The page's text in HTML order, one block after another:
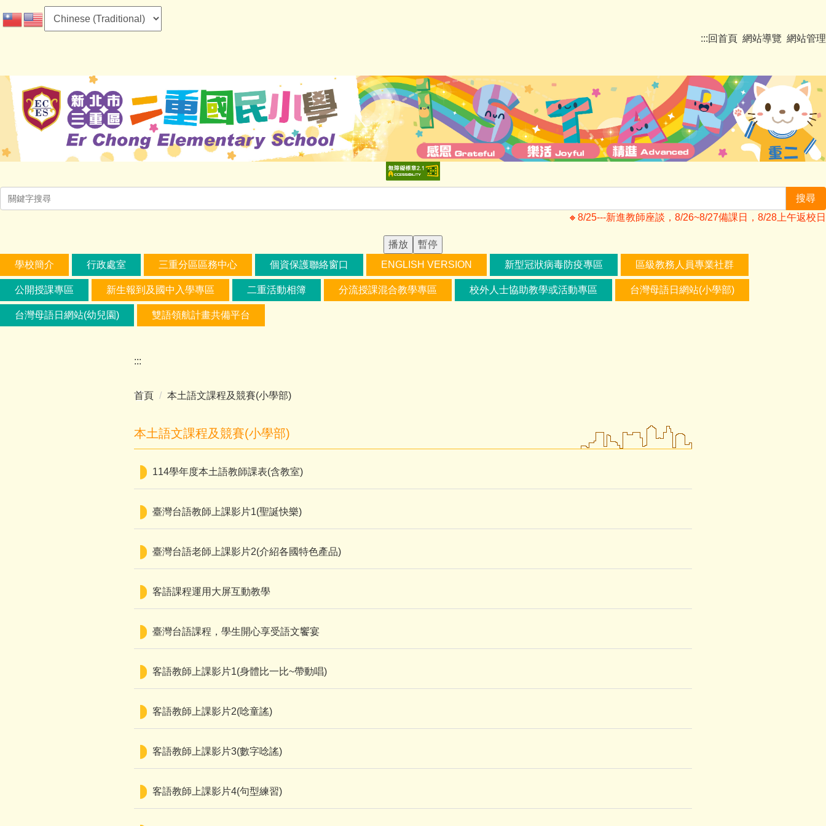
到
容
區
:::回首頁 網站導覽 網站管理
搜尋
🔸️8/25---新進教師座談，8/26~8/27備課日，8/28上午返校日
播放
暫停
學校簡介
行政處室 三重分區區務中心 個資保護聯絡窗口 ENGLISH VERSION 新型冠狀病毒防疫專區 區級教務人員專業社群
公開授課專區 新生報到及國中入學專區 二重活動相簿 分流授課混合教學專區 校外人士協助教學或活動專區 台灣母語日網站(小學部)
台灣母語日網站(幼兒園) 雙語領航計畫共備平台
:::
首頁 本土語文課程及競賽(小學部)
本土語文課程及競賽(小學部)
114學年度本土語教師課表(含教室)
臺灣台語教師上課影片1(聖誕快樂)
臺灣台語老師上課影片2(介紹各國特色產品)
客語課程運用大屏互動教學
臺灣台語課程，學生開心享受語文饗宴
客語教師上課影片1(身體比一比~帶動唱)
客語教師上課影片2(唸童謠)
客語教師上課影片3(數字唸謠)
客語教師上課影片4(句型練習)